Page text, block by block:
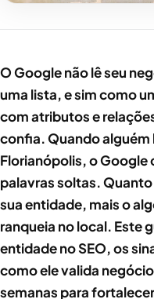
O Google não lê seu
uma lista, e sim como
com atributos e
confia. Quando
Florianópolis, o Google
palavras soltas.
sua entidade, mais o
ranqueia no local. Este
entidade no SEO, os
como ele valida
semanas para